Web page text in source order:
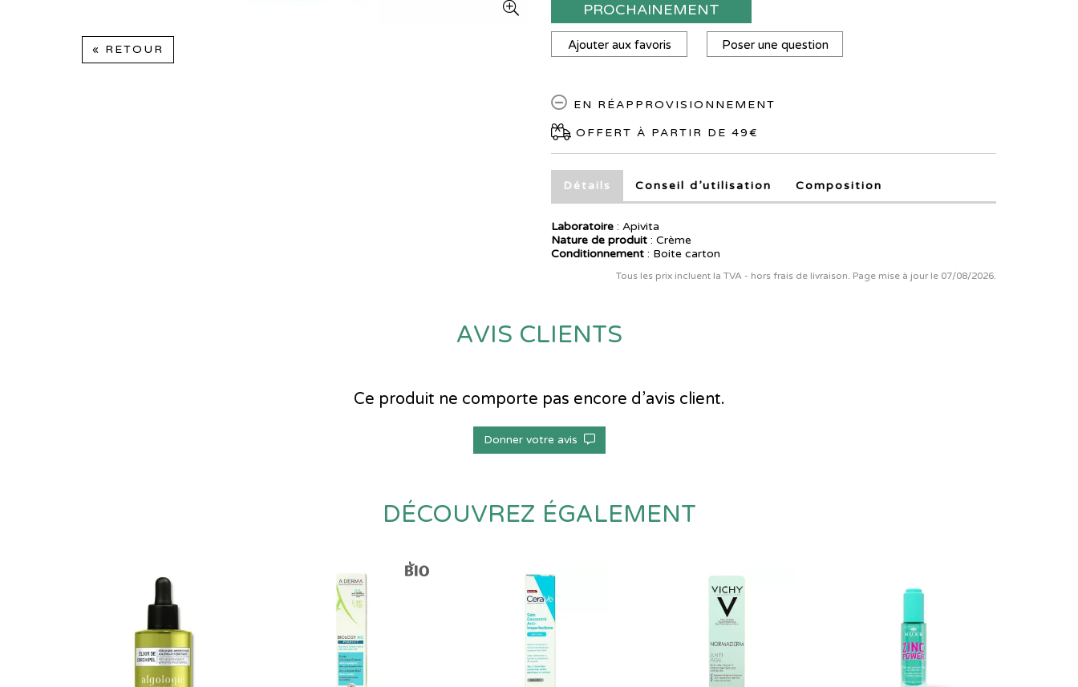
« RETOUR
PROCHAINEMENT
Ajouter aux favoris Poser une question
EN RÉAPPROVISIONNEMENT
OFFERT À PARTIR DE 49€
Détails Conseil d’utilisation Composition
Laboratoire : Apivita
Nature de produit : Crème
Conditionnement : Boite carton
Tous les prix incluent la TVA - hors frais de livraison. Page mise à jour le 07/08/2026.
AVIS CLIENTS
Ce produit ne comporte pas encore d’avis client.
Donner votre avis
DÉCOUVREZ ÉGALEMENT